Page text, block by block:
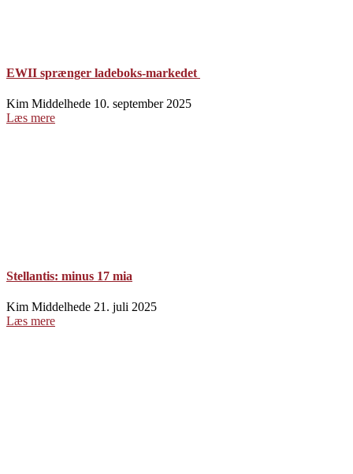
EWII sprænger ladeboks-markedet
Kim Middelhede 10. september 2025
Læs mere
Stellantis: minus 17 mia
Kim Middelhede 21. juli 2025
Læs mere